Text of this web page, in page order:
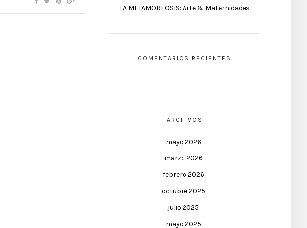
LA METAMORFOSIS: Arte & Maternidades
COMENTARIOS RECIENTES
ARCHIVOS
mayo 2026
marzo 2026
febrero 2026
octubre 2025
julio 2025
mayo 2025